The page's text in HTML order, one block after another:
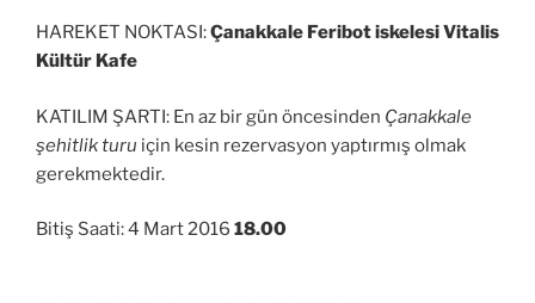
HAREKET NOKTASI:Çanakkale Feribot iskelesi Vitalis
Kültür Kafe
KATILIM ŞARTI: En az bir gün öncesinden Çanakkale
şehitlik turu için kesin rezervasyon yaptırmış olmak
gerekmektedir.
Bitiş Saati: 4 Mart 2016 18.00